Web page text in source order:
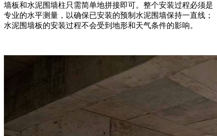
墙板和水泥围墙柱只需简单地拼接即可。整个安装过程必须是
专业的水平测量，以确保已安装的预制水泥围墙保持一直线；
水泥围墙板的安装过程不会受到地形和天气条件的影响。